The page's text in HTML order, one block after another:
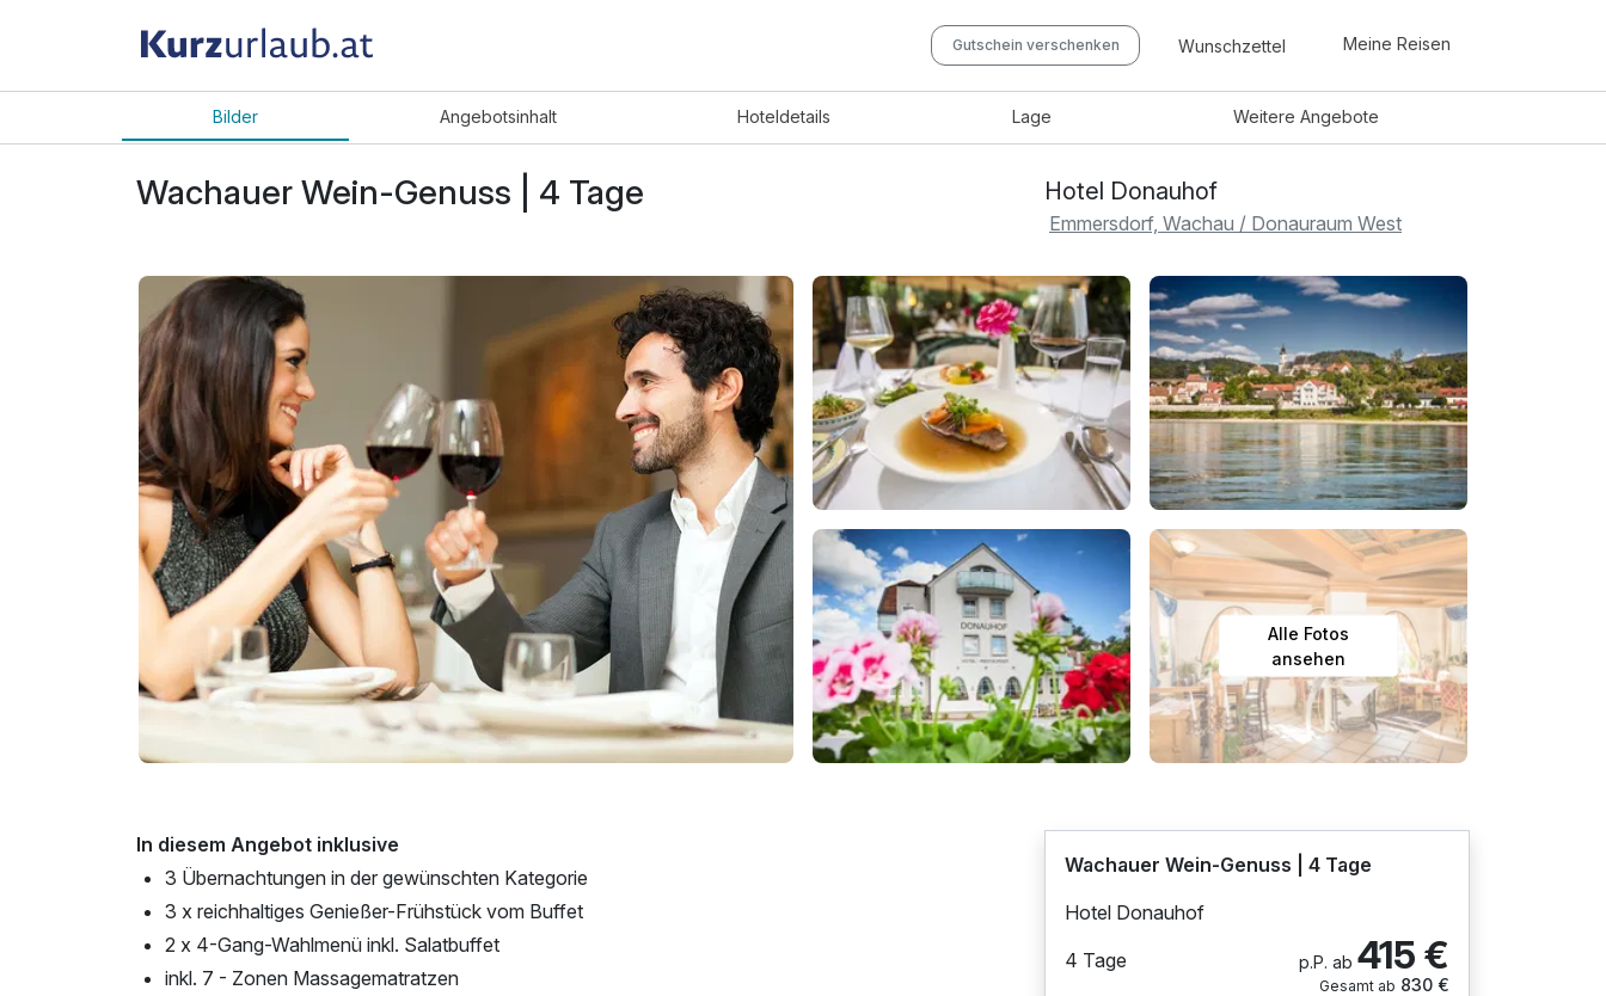
Gutschein verschenken Wunschzettel Meine Reisen
Bilder Angebotsinhalt Hoteldetails Lage WeitereAngebote
Wachauer Wein-Genuss | 4 Tage Hotel Donauhof
Emmersdorf, Wachau / Donauraum West
Alle Fotos
ansehen
In diesem Angebot inklusive
3 Übernachtungen in der gewünschten Kategorie
3 x reichhaltiges Genießer-Frühstück vom Buffet
2 x 4-Gang-Wahlmenü inkl. Salatbuffet
inkl. 7 - Zonen Massagematratzen
Wachauer Wein-Genuss | 4 Tage
Hotel Donauhof
4 Tage
p.P. ab 415 €
Gesamt ab 830 €